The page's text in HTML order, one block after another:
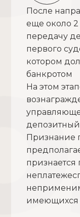
После
еще около 2
передачу
первого
котором
банкротом
На этом
депозитный
Признание
признается
имеющихся